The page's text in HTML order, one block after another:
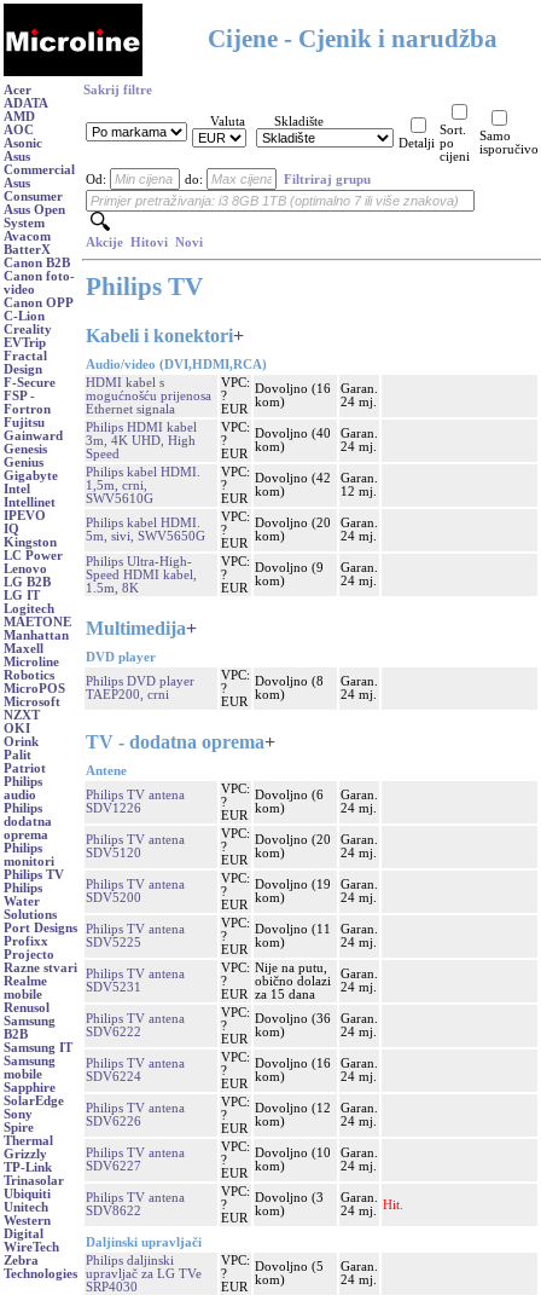
Cijene - Cjenik i narudžba
Acer
ADATA
AMD
AOC
Asonic
Asus
Commercial
Asus
Consumer
Asus Open
System
Avacom
BatterX
Canon B2B
Canon foto-
video
Canon OPP
C-Lion
Creality
EVTrip
Fractal
Design
F-Secure
FSP -
Fortron
Fujitsu
Gainward
Genesis
Genius
Gigabyte
Intel
Intellinet
IPEVO
IQ
Kingston
LC Power
Lenovo
LG B2B
LG IT
Logitech
MAETONE
Manhattan
Maxell
Microline
Robotics
MicroPOS
Microsoft
NZXT
OKI
Orink
Palit
Patriot
Philips
audio
Philips
dodatna
oprema
Philips
monitori
Philips TV
Philips
Water
Solutions
Port Designs
Profixx
Projecto
Razne stvari
Realme
mobile
Renusol
Samsung
B2B
Samsung IT
Samsung
mobile
Sapphire
SolarEdge
Sony
Spire
Thermal
Grizzly
TP-Link
Trinasolar
Ubiquiti
Unitech
Western
Digital
WireTech
Zebra
Technologies
Sakrij filtre
Valuta
Skladište
Detalji
Sort.
po
cijeni
Samo
isporučivo
Od: do: Filtriraj grupu
Akcije Hitovi Novi
Philips TV
Kabeli i konektori+
Audio/video (DVI,HDMI,RCA)
HDMI kabel s
mogućnošću prijenosa
Ethernet signala
VPC:
?
EUR
Dovoljno (16
kom)
Garan.
24 mj.
Philips HDMI kabel
3m, 4K UHD, High
Speed
VPC:
?
EUR
Dovoljno (40
kom)
Garan.
24 mj.
Philips kabel HDMI.
1,5m, crni,
SWV5610G
VPC:
?
EUR
Dovoljno (42
kom)
Garan.
12 mj.
Philips kabel HDMI.
5m, sivi, SWV5650G
VPC:
?
EUR
Dovoljno (20
kom)
Garan.
24 mj.
Philips Ultra-High-
Speed HDMI kabel,
1.5m, 8K
VPC:
?
EUR
Dovoljno (9
kom)
Garan.
24 mj.
Multimedija+
DVD player
Philips DVD player
TAEP200, crni
VPC:
?
EUR
Dovoljno (8
kom)
Garan.
24 mj.
TV - dodatna oprema+
Antene
Philips TV antena
SDV1226
VPC:
?
EUR
Dovoljno (6
kom)
Garan.
24 mj.
Philips TV antena
SDV5120
VPC:
?
EUR
Dovoljno (20
kom)
Garan.
24 mj.
Philips TV antena
SDV5200
VPC:
?
EUR
Dovoljno (19
kom)
Garan.
24 mj.
Philips TV antena
SDV5225
VPC:
?
EUR
Dovoljno (11
kom)
Garan.
24 mj.
Philips TV antena
SDV5231
VPC:
?
EUR
Nije na putu,
obično dolazi
za 15 dana
Garan.
24 mj.
Philips TV antena
SDV6222
VPC:
?
EUR
Dovoljno (36
kom)
Garan.
24 mj.
Philips TV antena
SDV6224
VPC:
?
EUR
Dovoljno (16
kom)
Garan.
24 mj.
Philips TV antena
SDV6226
VPC:
?
EUR
Dovoljno (12
kom)
Garan.
24 mj.
Philips TV antena
SDV6227
VPC:
?
EUR
Dovoljno (10
kom)
Garan.
24 mj.
Philips TV antena
SDV8622
VPC:
?
EUR
Dovoljno (3
kom)
Garan.
24 mj.
Hit.
Daljinski upravljači
Philips daljinski
upravljač za LG TVe
SRP4030
VPC:
?
EUR
Dovoljno (5
kom)
Garan.
24 mj.